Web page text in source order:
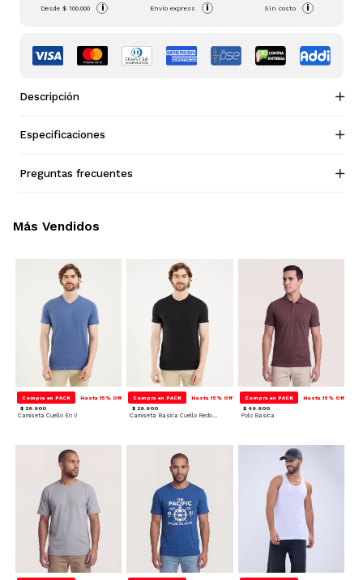
Desde$ 100.000 i Envío express i Sin costo i
Descripción
Especificaciones
Preguntas frecuentes
Compra en PACK Hasta 15% Off
$ 29.900
Camiseta Cuello En V
Compra en PACK Hasta 15% Off
$ 29.900
Camiseta Basica Cuello Redondo
Compra en PACK Hasta 15% Off
$ 49.900
Polo Basica
Más Vendidos